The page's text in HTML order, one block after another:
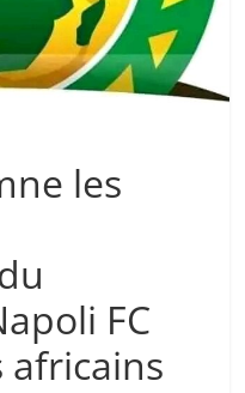
les
FC
africains